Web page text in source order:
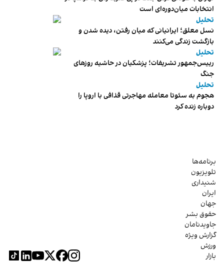
انتخابات میان‌دوره‌ای است
تحلیل
نسل معلق؛ ایرانیانی که میان رفتن، دیده شدن و
بازگشت زندگی می‌کنند
تحلیل
رییس‌جمهور تشریفات؛ پزشکیان در حاشیه روزهای
جنگ
تحلیل
هجوم به سئوتا معامله مهاجرتی قذافی با اروپا را
دوباره زنده کرد
برنامه‌ها
تلویزیون
شنیداری
ایران
جهان
حقوق بشر
جاویدنامان
گزارش ویژه
ورزش
بازار